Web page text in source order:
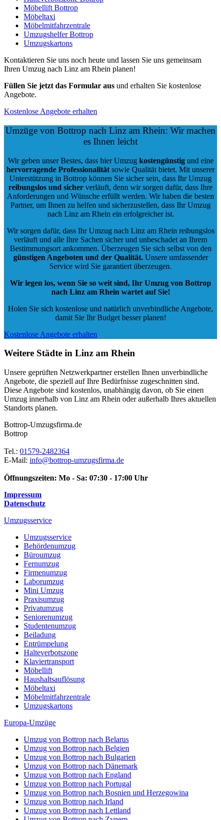
Möbellift Bottrop
Möbeltaxi
Möbelmitfahrzentrale
Umzugshelfer Bottrop
Umzugskartons
Kontaktieren Sie uns noch heute und lassen Sie uns gemeinsam
Ihren Umzug nach Linz am Rhein planen!
Füllen Sie jetzt das Formular aus und erhalten Sie kostenlose
Angebote.
Kostenlose Angebote erhalten
Umzüge von Bottrop nach Linz am Rhein: Wir machen
es Ihnen leicht
Wir geben unser Bestes, dass hier Umzug kostengünstigund eine
hervorragende Professionalität sowie Qualität bietet. Mit unserer
Unterstützung in Bottrop können Sie sicher sein, dass Ihr Umzug
reibungslos und sicher verläuft, denn wir sorgen dafür, dass Ihre
Anforderungen und Wünsche erfüllt werden. Wir haben die besten
Partner, um Ihnen zu helfen und sicherzustellen, dass Ihr Umzug
nach Linz am Rhein ein erfolgreicher ist.
Wir sorgen dafür, dass Ihr Umzug nach Linz am Rhein reibungslos
verläuft und alle Ihre Sachen sicher und unbeschadet an Ihrem
Bestimmungsort ankommen. Überzeugen Sie sich selbst von den
günstigen Angeboten und der Qualität.Unsere umfassender
Service wird Sie garantiert überzeugen.
Wir legen los, wenn Sie so weit sind, Ihr Umzug von Bottrop
nach Linz am Rhein wartet auf Sie!
Holen Sie sich kostenlose und natürlich unverbindliche Angebote,
damit Sie Ihr Budget besser planen!
Kostenlose Angebote erhalten
Weitere Städte in Linz am Rhein
Unsere geprüften Netzwerkpartner erstellen Ihnen unverbindliche
Angebote, die speziell auf Ihre Bedürfnisse zugeschnitten sind.
Diese Angebote sind kostenlos, unabhängig davon, ob Sie einen
Umzug innerhalb von Linz am Rhein oder außerhalb Ihres aktuellen
Standorts planen.
Bottrop-Umzugsfirma.de
Bottrop
Tel.: 01579-2482364
E-Mail: info@bottrop-umzugsfirma.de
Öffnungszeiten: Mo - Sa: 07:30 - 17:00 Uhr
Impressum
Datenschutz
Umzugsservice
Umzugsservice
Behördenumzug
Büroumzug
Fernumzug
Firmenumzug
Laborumzug
Mini Umzug
Praxisumzug
Privatumzug
Seniorenumzug
Studentenumzug
Beiladung
Entrümpelung
Halteverbotszone
Klaviertransport
Möbellift
Haushaltsauflösung
Möbeltaxi
Möbelmitfahrzentrale
Umzugskartons
Europa-Umzüge
Umzug von Bottrop nach Belarus
Umzug von Bottrop nach Belgien
Umzug von Bottrop nach Bulgarien
Umzug von Bottrop nach Dänemark
Umzug von Bottrop nach England
Umzug von Bottrop nach Portugal
Umzug von Bottrop nach Bosnien und Herzegowina
Umzug von Bottrop nach Irland
Umzug von Bottrop nach Lettland